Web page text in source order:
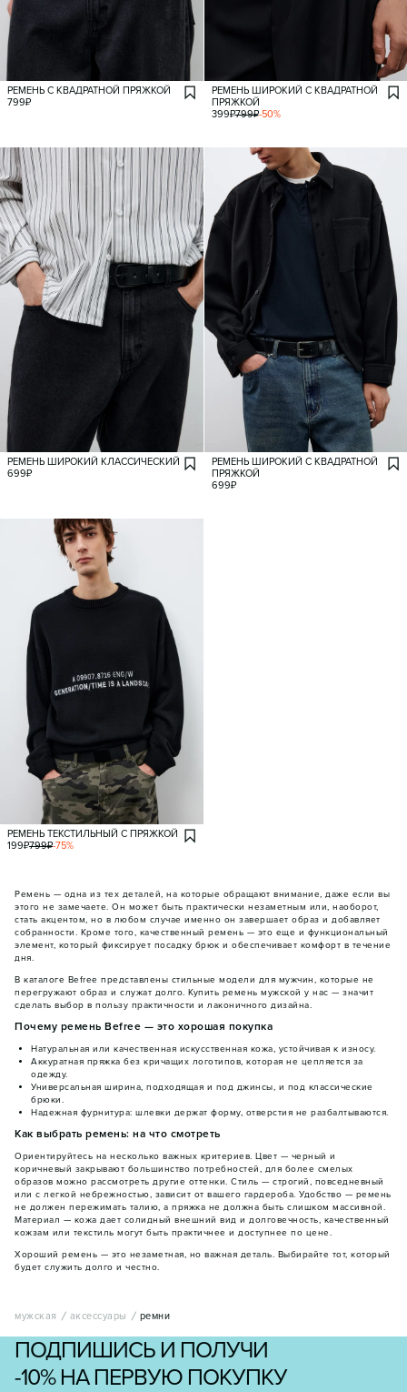
РЕМЕНЬ С КВАДРАТНОЙ ПРЯЖКОЙ
799₽
РЕМЕНЬ ШИРОКИЙ С КВАДРАТНОЙ
ПРЯЖКОЙ
399₽799₽-50%
РЕМЕНЬ ШИРОКИЙ КЛАССИЧЕСКИЙ
699₽
РЕМЕНЬ ШИРОКИЙ С КВАДРАТНОЙ
ПРЯЖКОЙ
699₽
РЕМЕНЬ ТЕКСТИЛЬНЫЙ С ПРЯЖКОЙ
199₽799₽-75%
Ремень — одна из тех деталей, на которые обращают внимание, даже если вы
этого не замечаете. Он может быть практически незаметным или, наоборот,
стать акцентом, но в любом случае именно он завершает образ и добавляет
собранности. Кроме того, качественный ремень — это еще и функциональный
элемент, который фиксирует посадку брюк и обеспечивает комфорт в течение
дня.
В каталоге Befree представлены стильные модели для мужчин, которые не
перегружают образ и служат долго. Купить ремень мужской у нас — значит
сделать выбор в пользу практичности и лаконичного дизайна.
Почему ремень Befree — это хорошая покупка
Натуральная или качественная искусственная кожа, устойчивая к износу.
Аккуратная пряжка без кричащих логотипов, которая не цепляется за
одежду.
Универсальная ширина, подходящая и под джинсы, и под классические
брюки.
Надежная фурнитура: шлевки держат форму, отверстия не разбалтываются.
Как выбрать ремень: на что смотреть
Ориентируйтесь на несколько важных критериев. Цвет — черный и
коричневый закрывают большинство потребностей, для более смелых
образов можно рассмотреть другие оттенки. Стиль — строгий, повседневный
или с легкой небрежностью, зависит от вашего гардероба. Удобство — ремень
не должен пережимать талию, а пряжка не должна быть слишком массивной.
Материал — кожа дает солидный внешний вид и долговечность, качественный
кожзам или текстиль могут быть практичнее и доступнее по цене.
Хороший ремень — это незаметная, но важная деталь. Выбирайте тот, который
будет служить долго и честно.
мужская аксессуары ремни
ПОДПИШИСЬ И ПОЛУЧИ
-10% НА ПЕРВУЮ ПОКУПКУ